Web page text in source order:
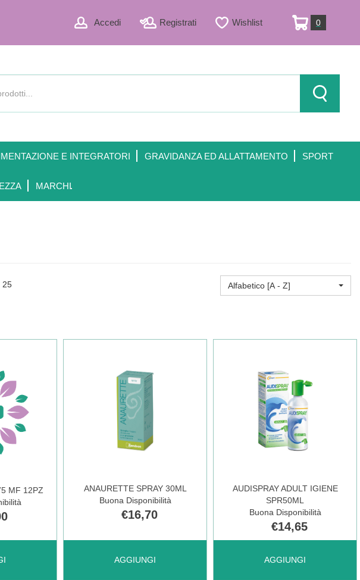
Accedi Registrati Wishlist 0
ARTICOLI
Cerca
E INTEGRATORI GRAVIDANZA ED ALLATTAMENTO SPORT
MARCHI
25 Alfabetico [A - Z]
MF 12PZ
ANAURETTE SPRAY 30ML
Buona Disponibilità
€16,70
AGGIUNGI
AGGIUNGI ANAURETTE
AUDISPRAY ADULT IGIENE
SPR50ML
Buona Disponibilità
€14,65
AGGIUNGI
AGGIUNGI AUDISPRAY